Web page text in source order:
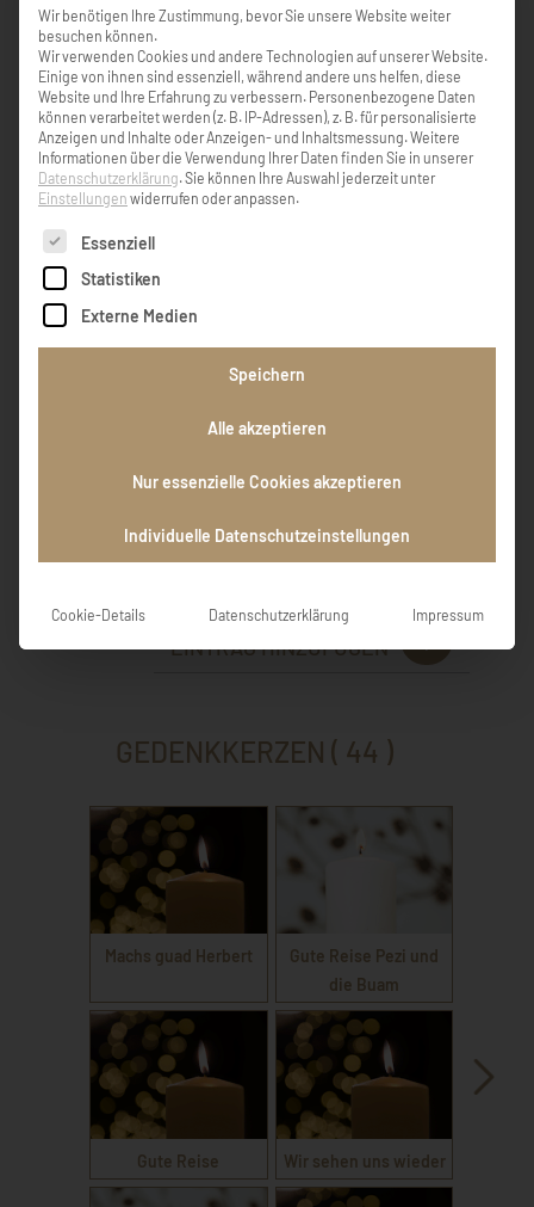
Colette welspacher
Mit großer Trauer nehmen wir Abschied von
unserem langjährigen Mitarbeiter Herbert
zu früh von uns gegangen ist. Herbert hat
unser Unternehmen über viele Jahre mit
wertvolle Arbeit und seine Loyalität sind wir
uns in bleibender Erinnerung bleiben. Im
seiner Familie unser aufrichtiges Mitgefühl
EINTRAG HINZUFÜGEN
GEDENKKERZEN ( 44 )
Machs guad Herbert
Gute Reise Pezi und
die Buam
Gute Reise Wir sehen uns wieder
Wir benötigen Ihre Zustimmung, bevor Sie unsere Website weiter
besuchen können.
Wir verwenden Cookies und andere Technologien auf unserer Website.
Einige von ihnen sind essenziell, während andere uns helfen, diese
Website und Ihre Erfahrung zu verbessern. Personenbezogene Daten
können verarbeitet werden (z. B. IP-Adressen), z. B. für personalisierte
Anzeigen und Inhalte oder Anzeigen- und Inhaltsmessung.Weitere
Informationen über die Verwendung Ihrer Daten finden Sie in unserer
Datenschutzerklärung.Sie können Ihre Auswahl jederzeit unter
Einstellungen widerrufen oder anpassen.
Es folgt eine Liste der Service-Gruppen, für die eine
Essenziell
Statistiken
Externe Medien
Speichern
Alle akzeptieren
Nur essenzielle Cookies akzeptieren
Individuelle Datenschutzeinstellungen
Cookie-Details Datenschutzerklärung Impressum